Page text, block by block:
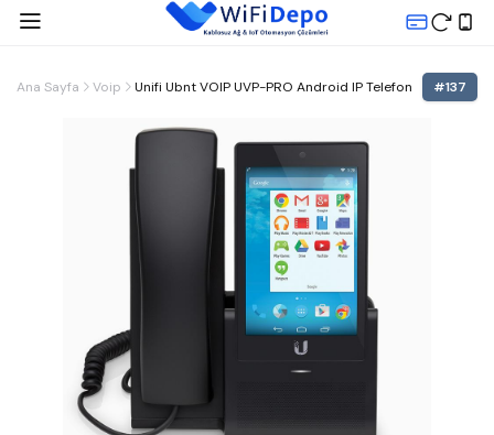
Ana Sayfa Voip Unifi Ubnt VOIP UVP-PRO Android IP Telefon #137